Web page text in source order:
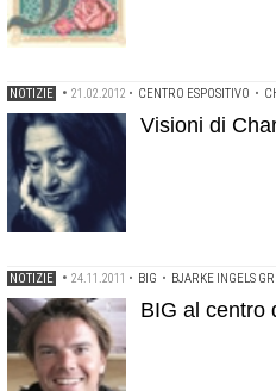
NOTIZIE • 21.02.2012 • CENTRO ESPOSITIVO •
Visioni di
NOTIZIE • 24.11.2011 • BIG • BJARKE INGELS
BIG al centro